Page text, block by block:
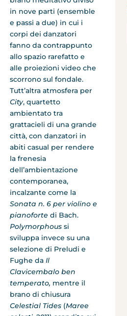
in nove parti (ensemble
e passi a due) in cui i
corpi dei danzatori
fanno da contrappunto
allo spazio rarefatto e
alle proiezioni video che
scorrono sul fondale.
Tutt’altra atmosfera per
City, quartetto
ambienta­to tra
grattacieli di una grande
città, con danzatori in
abiti casual per rendere
la frenesia
dell’ambientazione
contemporanea,
incalzante come la
Sonata n. 6 per violino e
pianoforte di Bach.
Polymorphous si
sviluppa invece su una
selezione di Preludi e
Fughe da Il
Clavicembalo ben
temperato, mentre il
brano di chiusura
Celestial Tides (Maree